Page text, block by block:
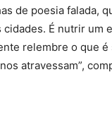
de poesia falada,
cidades. É nutrir
relembre o que
atravessam”,